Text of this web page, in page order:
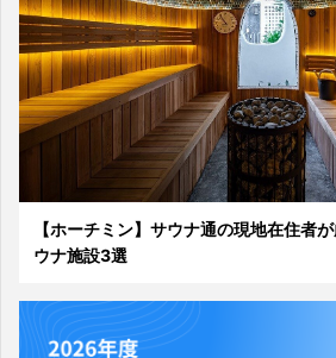
【ホーチミン】サウナ通の現地在住者
ウナ施設3選